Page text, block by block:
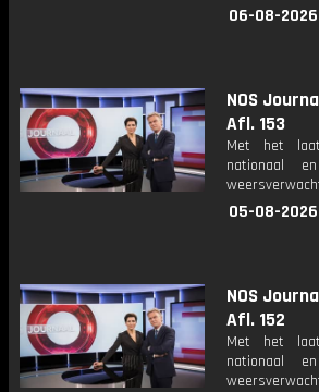
06-08-
NOS
Afl. 153
Met het
nationaal
05-08-
NOS
Afl. 152
Met het
nationaal